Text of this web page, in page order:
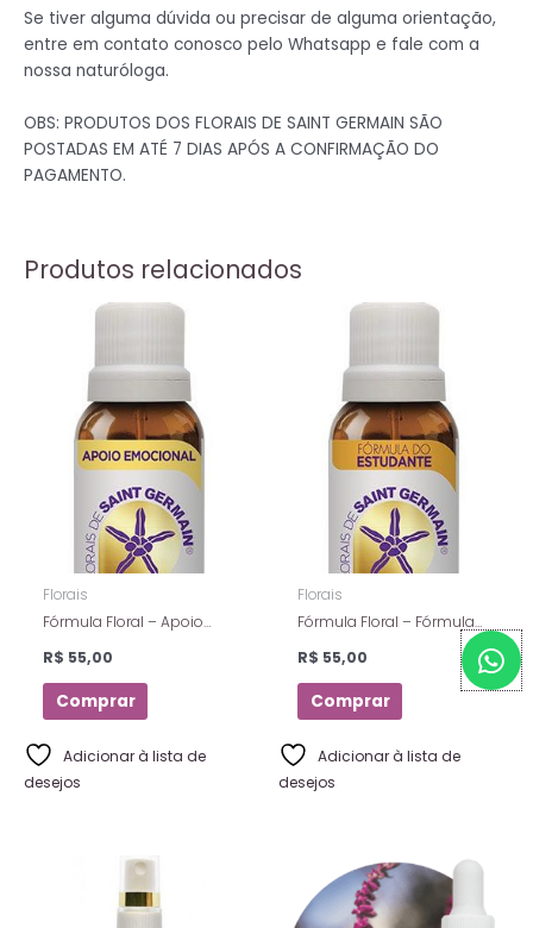
Se tiver alguma dúvida ou precisar de alguma orientação,
entre em contato conosco pelo Whatsapp e fale com a
nossa naturóloga.
OBS: PRODUTOS DOS FLORAIS DE SAINT GERMAIN SÃO
POSTADAS EM ATÉ 7 DIAS APÓS A CONFIRMAÇÃO DO
PAGAMENTO.
Produtos relacionados
Florais
Fórmula Floral – Apoio
Saint Germain – 10 Ml
R$ 55,00
Comprar
Adicionar à lista de
desejos
Florais
Fórmula Floral – Fórmula
do Estudante – Florais de
Saint Germain – 10 ml
R$ 55,00
Comprar
Adicionar à lista de
desejos
W
h
a